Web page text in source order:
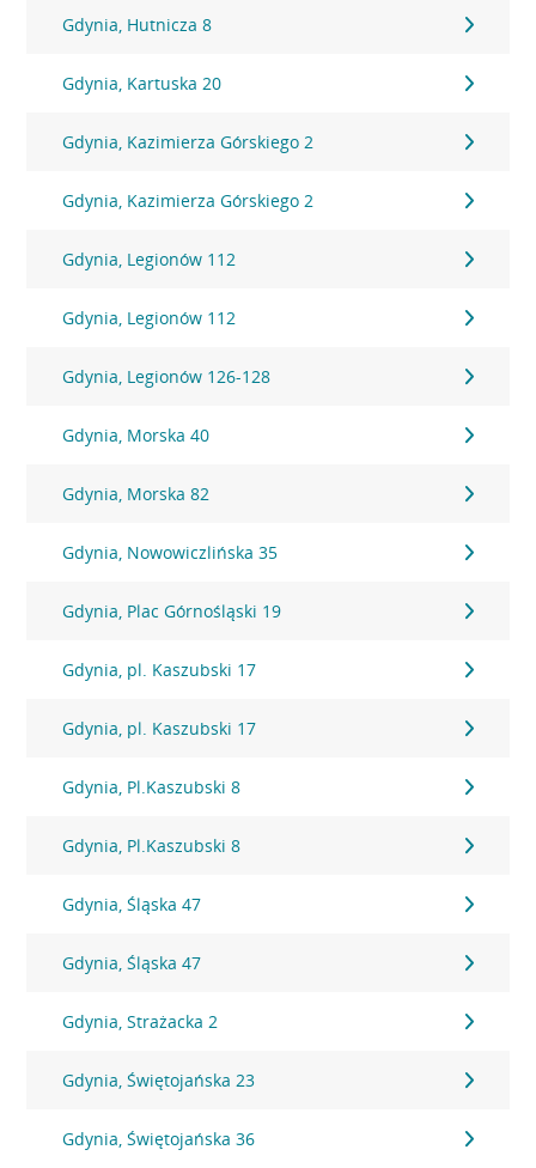
Gdynia, Hutnicza 8
Gdynia, Kartuska 20
Gdynia, Kazimierza Górskiego 2
Gdynia, Kazimierza Górskiego 2
Gdynia, Legionów 112
Gdynia, Legionów 112
Gdynia, Legionów 126-128
Gdynia, Morska 40
Gdynia, Morska 82
Gdynia, Nowowiczlińska 35
Gdynia, Plac Górnośląski 19
Gdynia, pl. Kaszubski 17
Gdynia, pl. Kaszubski 17
Gdynia, Pl.Kaszubski 8
Gdynia, Pl.Kaszubski 8
Gdynia, Śląska 47
Gdynia, Śląska 47
Gdynia, Strażacka 2
Gdynia, Świętojańska 23
Gdynia, Świętojańska 36